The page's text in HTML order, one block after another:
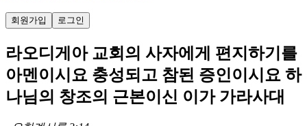
회원가입 로그인
라오디게아 교회의 사자에게 편지하기를
아멘이시요 충성되고 참된 증인이시요 하
나님의 창조의 근본이신 이가 가라사대